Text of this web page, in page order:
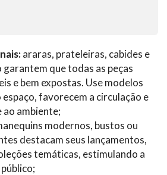
araras, prateleiras, cabides e
garantem que todas as peças
e bem expostas. Use modelos
favorecem a circulação e
ambiente;
modernos, bustos ou
destacam seus lançamentos,
temáticas, estimulando a